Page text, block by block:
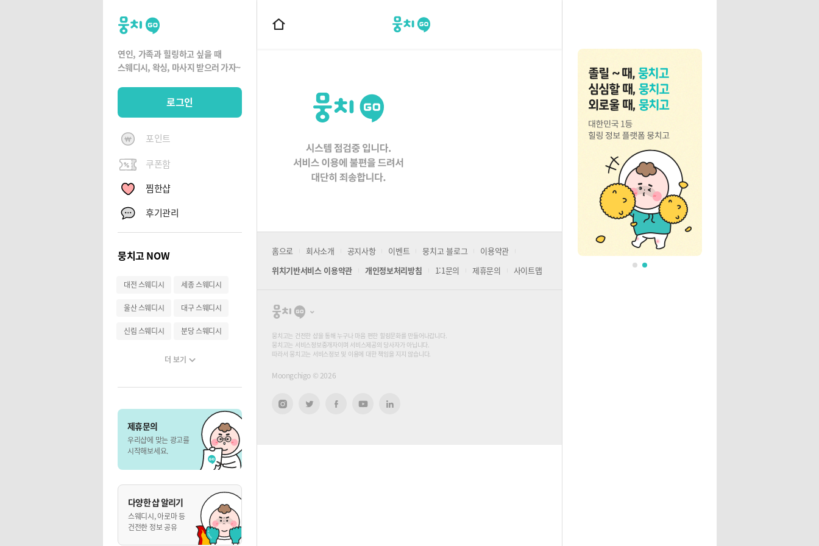
뭉
치
고
연인, 가족과 힐링하고 싶을 때
스웨디시, 왁싱, 마사지 받으러 가자~
로그인
포인트
쿠폰함
찜한샵
후기관리
뭉치고 NOW
대전 스웨디시 세종 스웨디시
울산 스웨디시 대구 스웨디시
신림 스웨디시 분당 스웨디시
더 보기
제휴문의
우리샵에 맞는 광고를
시작해보세요.
다양한 샵 알리기
스웨디시, 아로마 등
건전한 정보 공유
뭉치고
홈
홈으로 회사소개 공지사항 이벤트 뭉치고 블로그
이용약관
위치기반서비스 이용약관
개인정보처리방침 1:1문의 제휴문의 사이트맵
뭉
고
뭉치고는 건전한 샵을 통해 누구나 마음 편한 힐링문화를 만들어나갑니다.
뭉치고는 서비스정보중개자이며 서비스제공의 당사자가 아닙니다.
따라서 뭉치고는 서비스정보 및 이용에 대한 책임을 지지 않습니다.
Moongchigo © 2026